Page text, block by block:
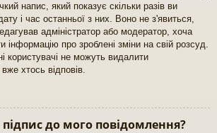
напис, який показує скільки разів ви
і час останньої з них. Воно не з'явиться,
адміністратор або модератор, хоча
інформацію про зроблені зміни на свій розсуд.
користувачі не можуть видалити
хтось відповів.
до мого повідомлення?